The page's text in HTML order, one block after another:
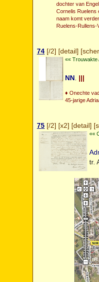
dochter van
Cornelis Ruelens
naam komt
Ruelens-Rullens-
74 [/2] [detail] [
«« Trouwakte
NN |||
♦ Onechte
45-jarige
75 [/2] [x2] [detail] [
««
tr.